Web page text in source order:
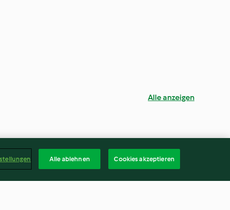
Alle anzeigen
Alle ablehnen Cookies akzeptieren